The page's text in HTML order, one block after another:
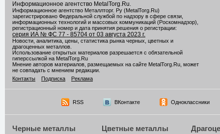
Информационное агентство MetalTorg.Ru
Информационное агентство Металлторг. Ру (MetalTorg.Ru)
зарегистрировано Федеральной службой по надзору в сфере связи,
информационных технологий и массовых коммуникаций (Роскомнадзор),
регистрационный номер и дата принятия решения о регистрации:
серия ИА № ФС 77 - 85704 от 03 августа 2023 г.
Новости, аналитика, цены, статистика рынка черных, цветных и
драгоценных металлов.
Использование открытых материалов разрешается с обязательной
гиперссылкой на MetalTorg.Ru
Мнение авторов материалов, размещаемых на сайте MetalTorg.Ru, может
не совпадать с мнением редакции.
Контакты
Подписка Реклама
RSS ВКонтакте Одноклассники
Черные металлы Цветные металлы